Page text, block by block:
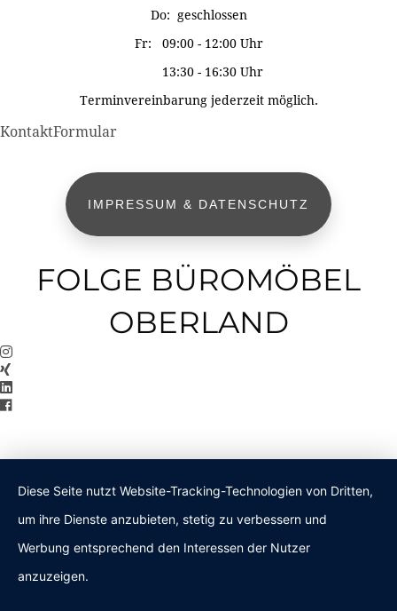
Do: geschlossen
Fr: 09:00 - 12:00 Uhr
13:30 - 16:30 Uhr
Terminvereinbarung jederzeit möglich.
KontaktFormular
IMPRESSUM & DATENSCHUTZ
FOLGE BÜROMÖBEL
OBERLAND
Diese Seite nutzt Website-Tracking-Technologien von Dritten,
um ihre Dienste anzubieten, stetig zu verbessern und
Werbung entsprechend den Interessen der Nutzer
anzuzeigen.